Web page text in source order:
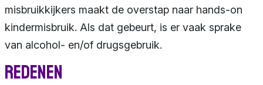
misbruikkijkers maakt de overstap naar hands-on
kindermisbruik. Als dat gebeurt, is er vaak sprake
van alcohol- en/of drugsgebruik.
Redenen